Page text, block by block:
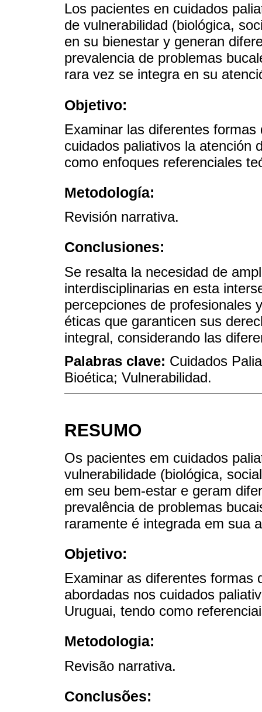
Los pacientes en cuidados
de vulnerabilidad (biológica,
en su bienestar y generan
prevalencia de problemas
rara vez se integra en su
Objetivo:
Examinar las diferentes
cuidados paliativos la atención
como enfoques referenciales
Metodología:
Revisión narrativa.
Conclusiones:
Se resalta la necesidad de
interdisciplinarias en esta
percepciones de profesionales
éticas que garanticen sus
integral, considerando las
Palabras clave: Cuidados
Bioética; Vulnerabilidad.
RESUMO
Os pacientes em cuidados
vulnerabilidade (biológica,
em seu bem-estar e geram
prevalência de problemas
raramente é integrada em sua
Objetivo:
Examinar as diferentes formas
abordadas nos cuidados
Uruguai, tendo como
Metodologia:
Revisão narrativa.
Conclusões: